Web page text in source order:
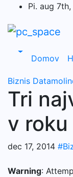
content
Pi. aug
Domov
Biznis
Tri
v
dec 17, 2014
Warning: